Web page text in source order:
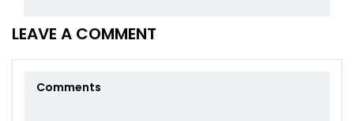
LEAVE A COMMENT